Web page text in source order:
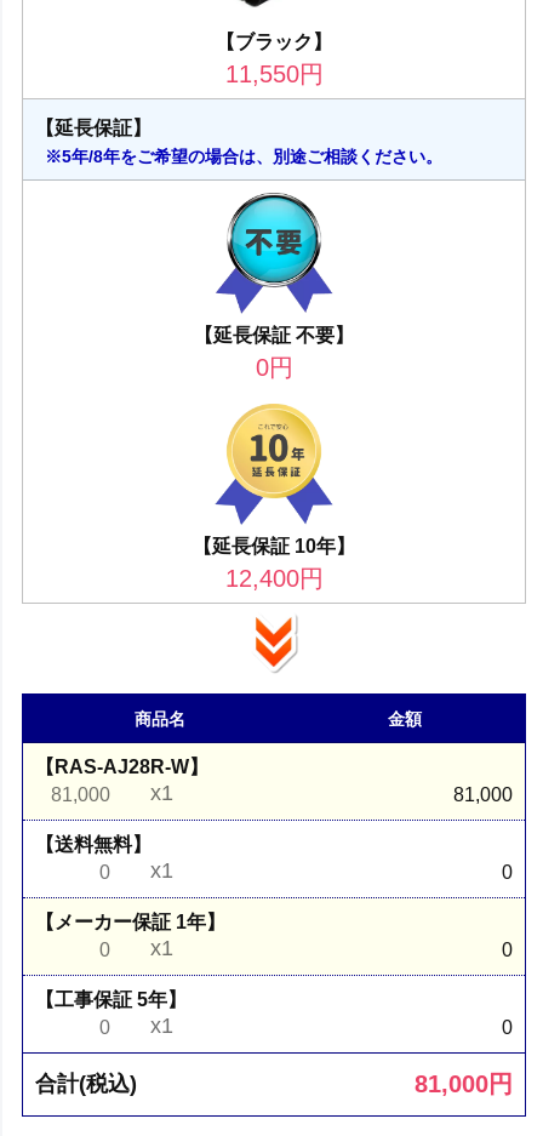
【ブラック】
11,550円
【延長保証】
※5年/8年をご希望の場合は、別途ご相談ください。
【延長保証 不要】
0円
【延長保証 10年】
12,400円
商品名 金額
【RAS-AJ28R-W】
81,000
x1 81,000
【送料無料】
0
x1 0
【メーカー保証 1年】
0
x1 0
【工事保証 5年】
0
x1 0
合計(税込) 81,000円